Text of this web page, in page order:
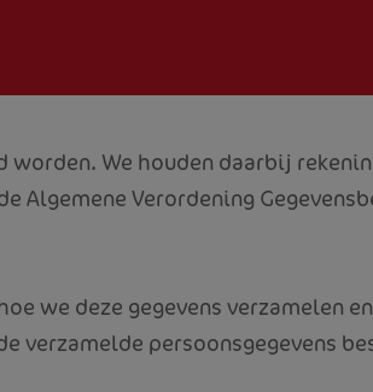
worden. We houden daarbij
Verordening
we deze gegevens verzamelen
verzamelde persoonsgegevens